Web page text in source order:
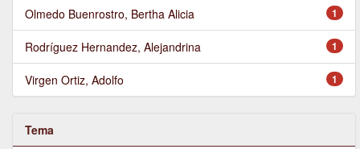
1
Olmedo Buenrostro, Bertha Alicia
1
Rodríguez Hernandez, Alejandrina
1
Virgen Ortiz, Adolfo
Tema